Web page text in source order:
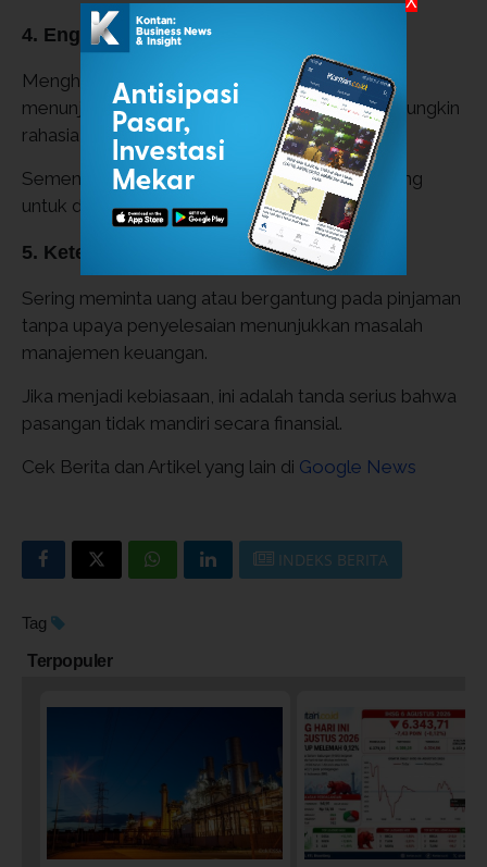
4. Enggan Mendiskusikan Uang
Menghindari pembicaraan tentang keuangan
menunjukkan adanya ketidaknyamanan atau mungkin
rahasia yang disembunyikan.
Sementara itu, transparansi justru sangat penting
untuk dasar kepercayaan.
5. Ketergantungan Finansial Berlebihan
Sering meminta uang atau bergantung pada pinjaman
tanpa upaya penyelesaian menunjukkan masalah
manajemen keuangan.
Jika menjadi kebiasaan, ini adalah tanda serius bahwa
pasangan tidak mandiri secara finansial.
Cek Berita dan Artikel yang lain di Google News
INDEKS BERITA
Tag
Terpopuler